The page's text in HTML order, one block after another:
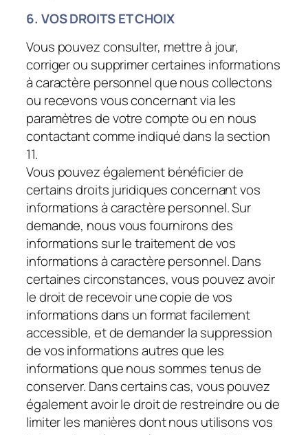
6. VOS DROITS ET CHOIX
Vous pouvez consulter, mettre à jour,
corriger ou supprimer certaines informations
à caractère personnel que nous collectons
ou recevons vous concernant via les
paramètres de votre compte ou en nous
contactant comme indiqué dans la section
11.
Vous pouvez également bénéficier de
certains droits juridiques concernant vos
informations à caractère personnel. Sur
demande, nous vous fournirons des
informations sur le traitement de vos
informations à caractère personnel. Dans
certaines circonstances, vous pouvez avoir
le droit de recevoir une copie de vos
informations dans un format facilement
accessible, et de demander la suppression
de vos informations autres que les
informations que nous sommes tenus de
conserver. Dans certains cas, vous pouvez
également avoir le droit de restreindre ou de
limiter les manières dont nous utilisons vos